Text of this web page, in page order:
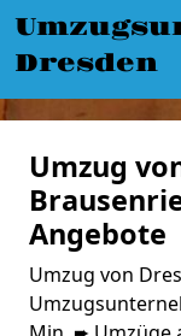
Dresden
Umzug
Angebote
Umzug von